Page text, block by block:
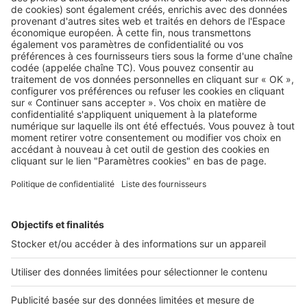
Nouvelle recherche
Ex : Acheter Décoration, Lyon, Marseille...
SeLoger neuf c'est aussi...
DÉCOUVRIR